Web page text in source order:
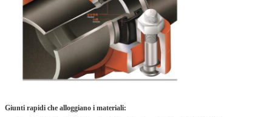
Giunti rapidi che alloggiano i materiali: